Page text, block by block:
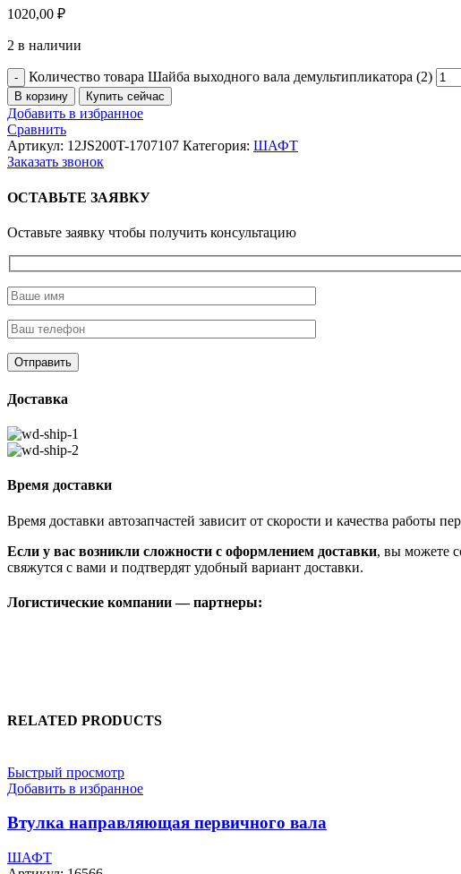
1020,00 ₽
2 в наличии
Количество товара Шайба выходного вала демультипликатора (2)
В корзину Купить сейчас
Добавить в избранное
Сравнить
Артикул: 12JS200T-1707107 Категория: ШАФТ
Заказать звонок
ОСТАВЬТЕ ЗАЯВКУ
Оставьте заявку чтобы получить консультацию
Доставка
Время доставки
Время доставки автозапчастей зависит от скорости и качества работы
Если у вас возникли сложности с оформлением доставки, вы можете
свяжутся с вами и подтвердят удобный вариант доставки.
Логистические компании — партнеры:
RELATED PRODUCTS
Быстрый просмотр
Добавить в избранное
Втулка направляющая первичного вала
ШАФТ